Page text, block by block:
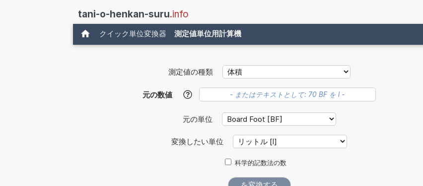
tani-o-henkan-suru.info
クイック単位変換器 測定値単位用計算機
測定値の種類
元の数値 ?
元の単位
変換したい単位
科学的記数法の数